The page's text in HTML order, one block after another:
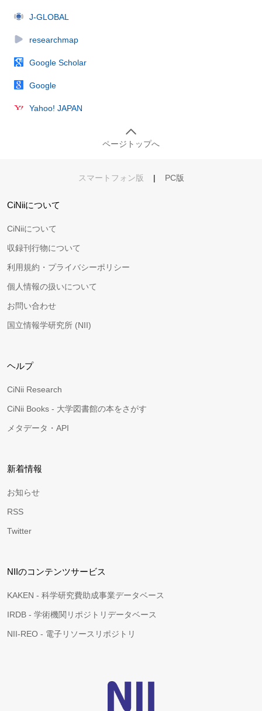
J-GLOBAL
researchmap
Google Scholar
Google
Yahoo! JAPAN
ページトップへ
スマートフォン版 | PC版
CiNiiについて
CiNiiについて
収録刊行物について
利用規約・プライバシーポリシー
個人情報の扱いについて
お問い合わせ
国立情報学研究所 (NII)
ヘルプ
CiNii Research
CiNii Books - 大学図書館の本をさがす
メタデータ・API
新着情報
お知らせ
RSS
Twitter
NIIのコンテンツサービス
KAKEN - 科学研究費助成事業データベース
IRDB - 学術機関リポジトリデータベース
NII-REO - 電子リソースリポジトリ